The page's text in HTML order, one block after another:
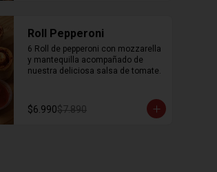
Roll Pepperoni
6 Roll de pepperoni con mozzarella
y mantequilla acompañado de
nuestra deliciosa salsa de tomate.
$6.990$7.890